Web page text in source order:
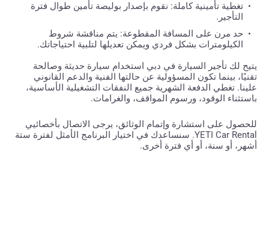
تغطية تأمينية كاملة: نقوم بإصدار بوليصة تأمين طوال فترة
التأجير.
حد مرن على المسافة المقطوعة: يتم مناقشة شروط
الكيلومترات بشكل فردي ويمكن تعديلها لتلبية احتياجاتك.
يتيح لك تأجير السيارة في دبي استخدام سيارة حديثة وصالحة
تقنيًا، بينما تكون المسؤولية عن حالتها الفنية والدعم القانوني
علينا. تغطي الدفعة الشهرية جميع النفقات التشغيلية الأساسية،
باستثناء الوقود، ورسوم المواقف، والغرامات.
للحصول على استشارة وإتمام الوثائق، يرجى الاتصال بأخصائيي
YETI Car Rental. سنساعدك في اختيار البرنامج الأمثل لفترة ستة
أشهر، أو سنة، أو أي فترة أخرى.